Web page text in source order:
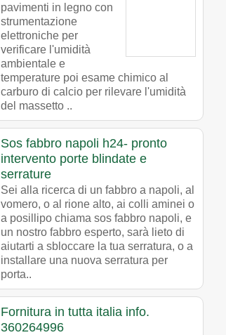
pavimenti in legno con
strumentazione
elettroniche per
verificare l'umidità
ambientale e
temperature poi esame chimico al
carburo di calcio per rilevare l'umidità
del massetto ..
Sos fabbro napoli h24- pronto
intervento porte blindate e
serrature
Sei alla ricerca di un fabbro a napoli, al
vomero, o al rione alto, ai colli aminei o
a posillipo chiama sos fabbro napoli, e
un nostro fabbro esperto, sarà lieto di
aiutarti a sbloccare la tua serratura, o a
installare una nuova serratura per
porta..
Fornitura in tutta italia info.
360264996